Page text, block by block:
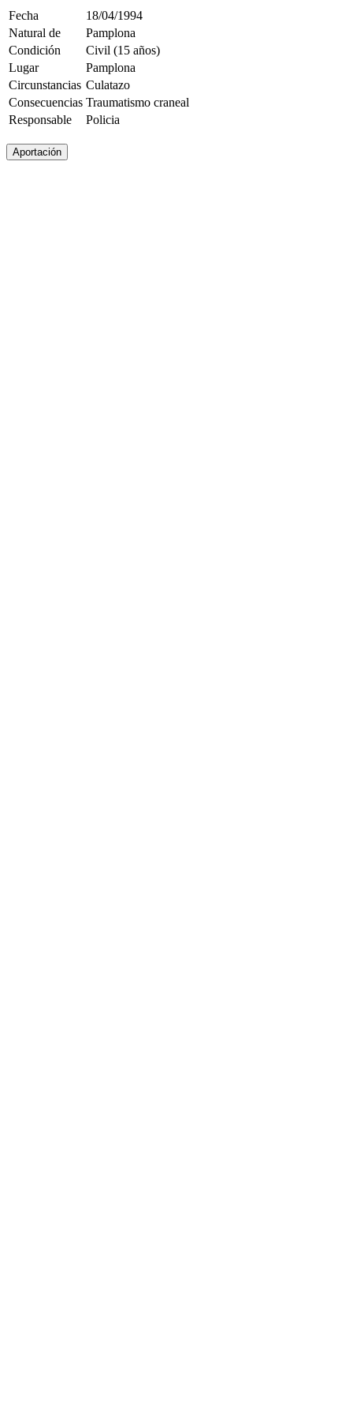
Fecha
18/04/1994
Natural de
Pamplona
Condición
Civil (15 años)
Lugar
Pamplona
Circunstancias Culatazo
Consecuencias Traumatismo craneal
Responsable
Policia